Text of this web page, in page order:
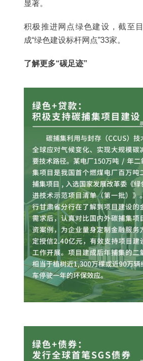
显著。
积极推进网点绿色建设，截至
成“绿色建设标杆网点”33家。
了解更多“碳足迹”